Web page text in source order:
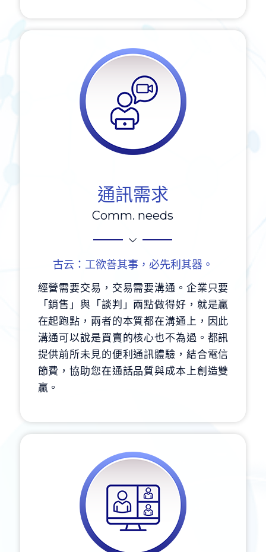
通訊需求
Comm. needs
古云：工欲善其事，必先利其器。
經營需要交易，交易需要溝通。企業只要
「銷售」與「談判」兩點做得好，就是贏
在起跑點，兩者的本質都在溝通上，因此
溝通可以說是買賣的核心也不為過。都訊
提供前所未見的便利通訊體驗，結合電信
節費，協助您在通話品質與成本上創造雙
贏。